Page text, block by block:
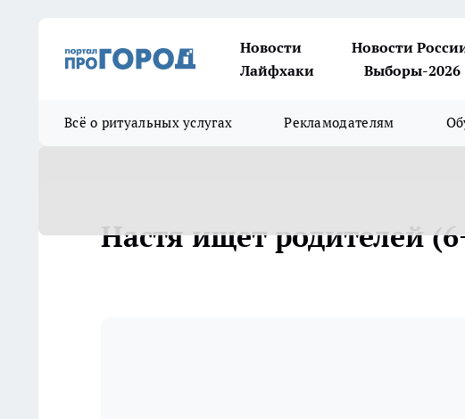
Новости Новости
Лайфхаки
Выборы-2026
Всё о ритуальных услугах Рекламодателям
Настя ищет родителей